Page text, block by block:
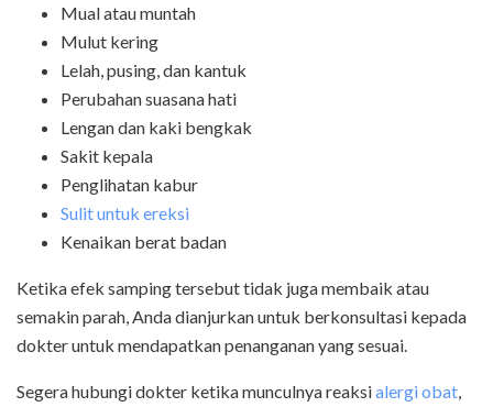
Mual atau muntah
Mulut kering
Lelah, pusing, dan kantuk
Perubahan suasana hati
Lengan dan kaki bengkak
Sakit kepala
Penglihatan kabur
Sulit untuk ereksi
Kenaikan berat badan
Ketika efek samping tersebut tidak juga membaik atau
semakin parah, Anda dianjurkan untuk berkonsultasi kepada
dokter untuk mendapatkan penanganan yang sesuai.
Segera hubungi dokter ketika munculnya reaksialergi obat